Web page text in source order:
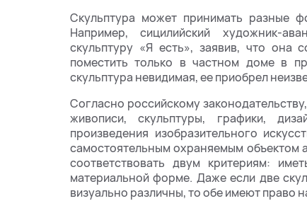
Скульптура может принимать разные
Например, сицилийский художник-
скульптуру «Я есть», заявив, что она
поместить только в частном доме в
скульптура невидимая, ее приобрел
Согласно российскому
живописи, скульптуры, графики,
произведения изобразительного
самостоятельным охраняемым объектом
соответствовать двум критериям:
материальной форме. Даже если две
визуально различны, то обе имеют право